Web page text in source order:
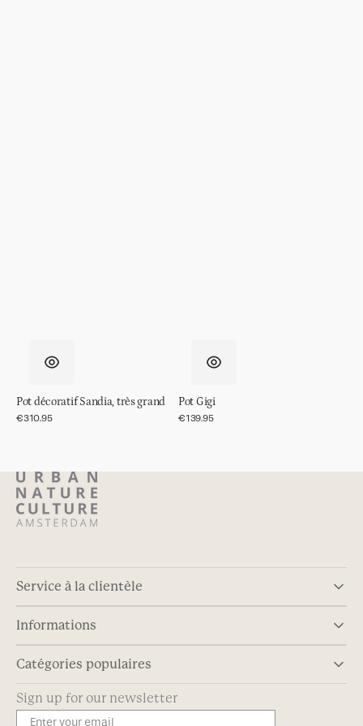
Pot décoratif Sandia, très grand
Prix
€310.95
Pot Gigi
Prix
€139.95
Service à la clientèle
Informations
Catégories populaires
Sign up for our newsletter